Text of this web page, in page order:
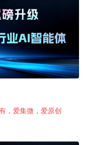
，爱集微，爱原创